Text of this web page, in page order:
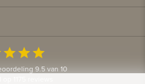
starstarstar
9.5 van 10